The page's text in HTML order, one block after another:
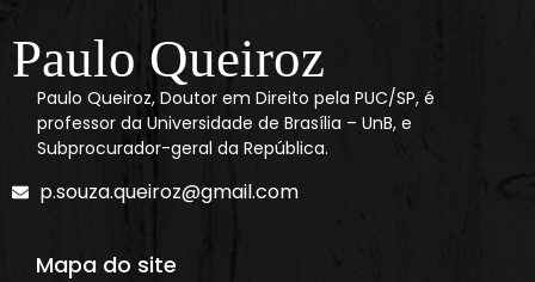
Paulo Queiroz
Paulo Queiroz, Doutor em Direito pela PUC/SP, é
professor da Universidade de Brasília – UnB, e
Subprocurador-geral da República.
p.souza.queiroz@gmail.com
Mapa do site